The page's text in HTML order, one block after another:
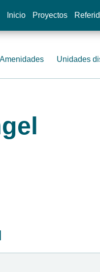
Inicio Proyectos
Amenidades Unidades